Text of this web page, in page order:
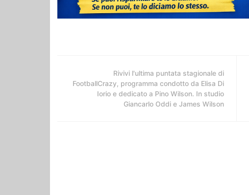
Rivivi l'ultima puntata stagionale di
FootballCrazy, programma condotto da Elisa Di
Iorio e dedicato a Pino Wilson. In studio
Giancarlo Oddi e James Wilson